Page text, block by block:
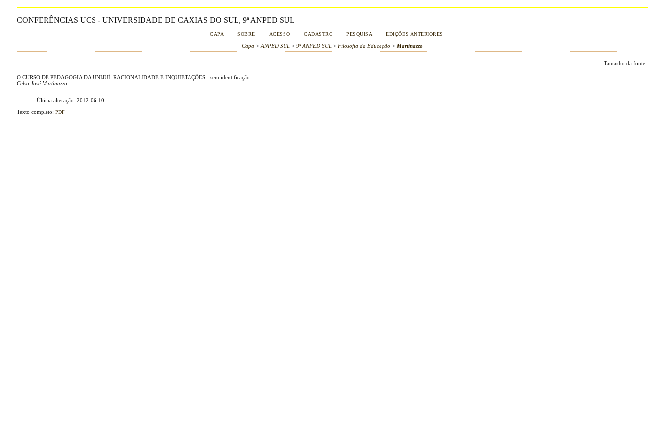
CONFERÊNCIAS UCS - UNIVERSIDADE DE CAXIAS DO SUL, 9ª ANPED SUL
CAPA SOBRE ACESSO CADASTRO PESQUISA EDIÇÕES ANTERIORES
Capa >ANPED SUL >9ª ANPED SUL > Filosofia da Educação > Martinazzo
Tamanho da fonte:
O CURSO DE PEDAGOGIA DA UNIJUÍ: RACIONALIDADE E INQUIETAÇÕES - sem identificação
Celso José Martinazzo
Última alteração: 2012-06-10
Texto completo: PDF